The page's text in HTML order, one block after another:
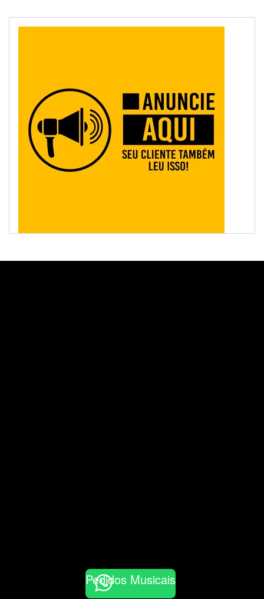
Pedidos Musicais